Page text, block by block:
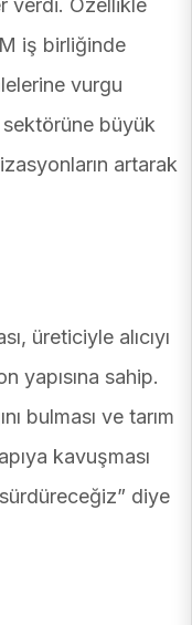
verdi. Özellikle
iş birliğinde
vurgu
sektörüne büyük
artarak
üreticiyle alıcıyı
yapısına sahip.
bulması ve tarım
kavuşması
sürdüreceğiz” diye